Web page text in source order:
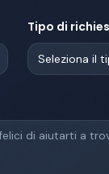
Tipo di
Seleziona il